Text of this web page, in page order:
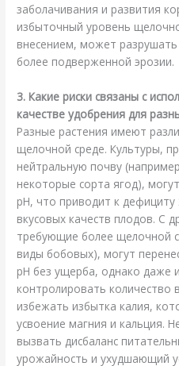
заболачивания и развития
избыточный уровень
внесением, может
более подверженной эрозии.
3. Какие риски связаны с
качестве удобрения для
Разные растения имеют
щелочной среде. Культуры,
нейтральную почву
некоторые сорта ягод),
pH, что приводит к
вкусовых качеств плодов. С
требующие более щелочной
виды бобовых), могут
pH без ущерба, однако даже
контролировать количество
избежать избытка калия,
усвоение магния и кальция.
вызвать дисбаланс
урожайность и ухудшающий